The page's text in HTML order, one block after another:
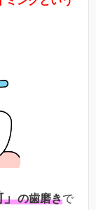
」の歯磨きで